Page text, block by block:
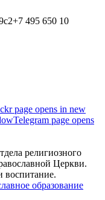
+7 495 650 10
page opens in new
Telegram page opens
религиозного
Церкви.
воспитание.